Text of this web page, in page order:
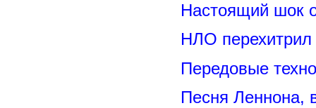
Настоящий шок
НЛО перехитрил
Передовые
Песня Леннона,